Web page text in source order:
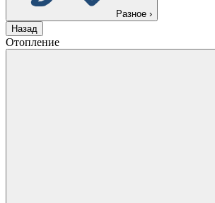
Разное ›
Назад
Отопление